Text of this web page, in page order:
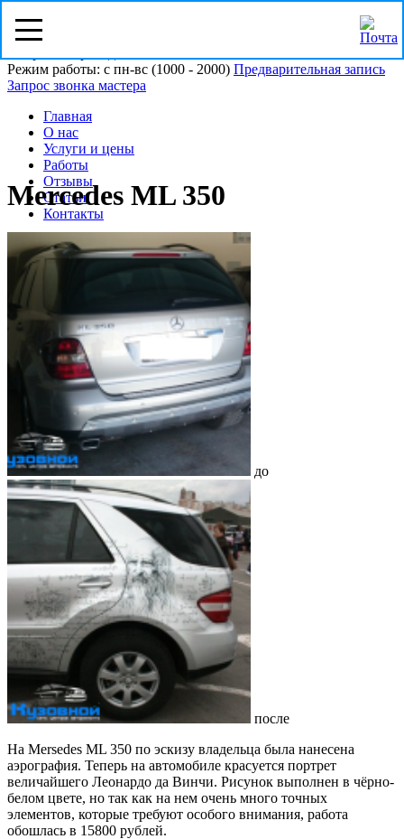
Омск, ул. Пристанционная 21/5
Режим работы: с пн-вс (1000 - 2000) Предварительная запись
Запрос звонка мастера
Главная
О нас
Услуги и цены
Работы
Отзывы
Статьи
Контакты
Mercedes ML 350
до
после
На Mersedes ML 350 по эскизу владельца была нанесена
аэрография. Теперь на автомобиле красуется портрет
величайшего Леонардо да Винчи. Рисунок выполнен в чёрно-
белом цвете, но так как на нем очень много точных
элементов, которые требуют особого внимания, работа
обошлась в 15800 рублей.